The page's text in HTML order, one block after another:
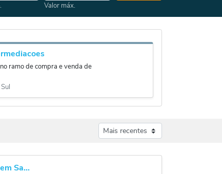
Valor máx.
ramo de compra e venda de
Sa...